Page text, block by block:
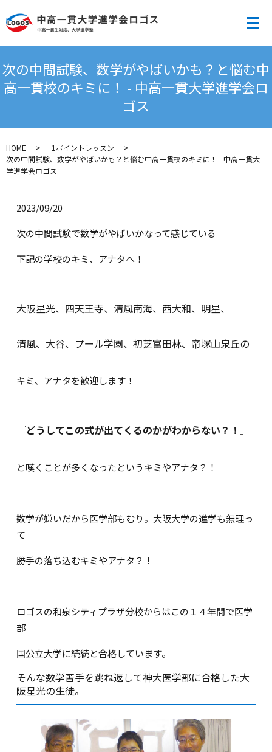
メ
次の中間試験、数学がやばいかも？と悩む中
高一貫校のキミに！ - 中高一貫大学進学会ロ
ゴス
HOME
1ポイントレッスン
次の中間試験、数学がやばいかも？と悩む中高一貫校のキミに！ - 中高一貫大
学進学会ロゴス
2023/09/20
次の中間試験で数学がやばいかなって感じている
下記の学校のキミ、アナタへ！
大阪星光、四天王寺、清風南海、西大和、明星、
清風、大谷、プール学園、初芝富田林、帝塚山泉丘の
キミ、アナタを歓迎します！
『どうしてこの式が出てくるのかがわからない？！』
と嘆くことが多くなったというキミやアナタ？！
数学が嫌いだから医学部もむり。大阪大学の進学も無理っ
て
勝手の落ち込むキミやアナタ？！
ロゴスの和泉シティプラザ分校からはこの１４年間で医学
部
国公立大学に続続と合格しています。
そんな数学苦手を跳ね返して神大医学部に合格した大
阪星光の生徒。